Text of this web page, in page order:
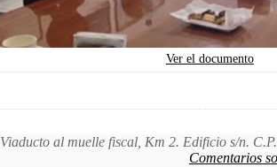
Ver el documento
Viaducto al muelle fiscal, Km 2. Edificio s/n.
Comentarios